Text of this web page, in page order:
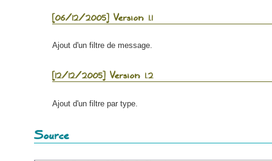
[06/12/2005] Version 1.1
Ajout d'un filtre de message.
[12/12/2005] Version 1.2
Ajout d'un filtre par type.
Source